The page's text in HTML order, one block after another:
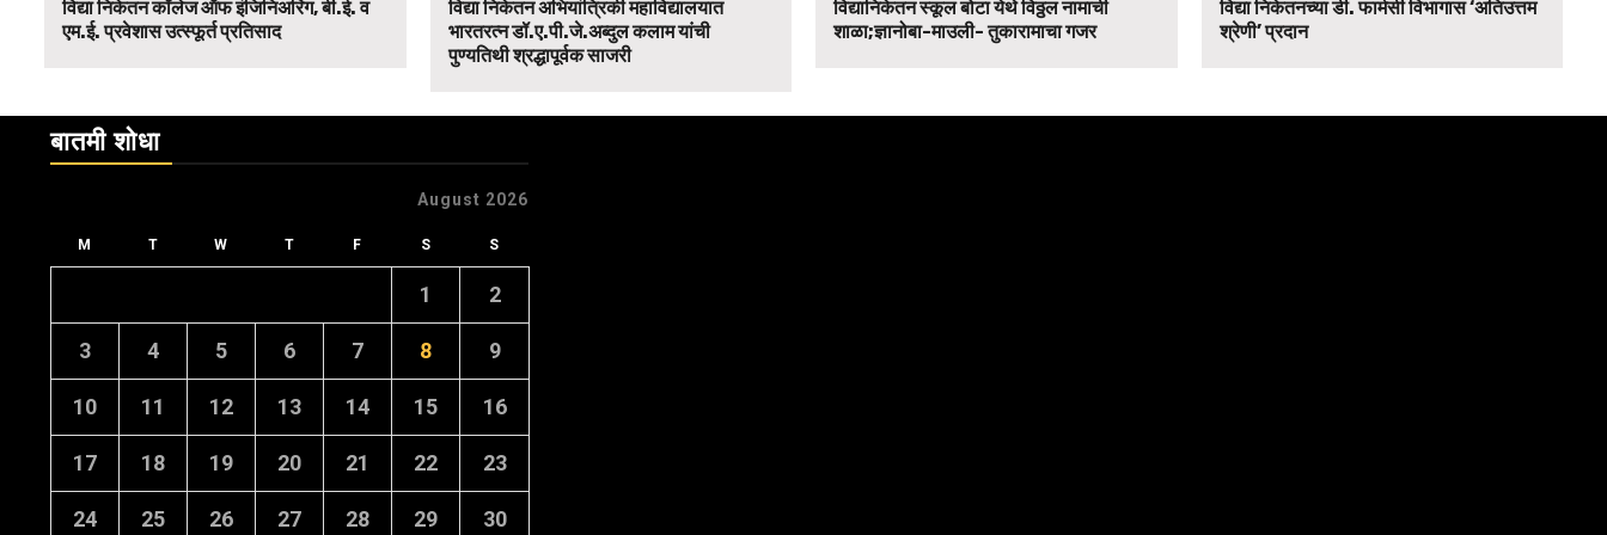
विद्या निकेतन कॉलेज ऑफ इंजिनिअरिंग, बी.ई. व
एम.ई. प्रवेशास उत्स्फूर्त प्रतिसाद
विद्या निकेतन अभियांत्रिकी महाविद्यालयात
भारतरत्न डॉ.ए.पी.जे.अब्दुल कलाम यांची
पुण्यतिथी श्रद्धापूर्वक साजरी
विद्यानिकेतन स्कूल बोटा येथे विठ्ठल नामाची
शाळा;ज्ञानोबा-माउली- तुकारामाचा गजर
विद्या निकेतनच्या डी. फार्मसी विभागास ‘अतिउत्तम
श्रेणी’ प्रदान
बातमी शोधा
August 2026
M T W T F S S
1 2
3 4 5 6 7 8 9
10 11 12 13 14 15 16
17 18 19 20 21 22 23
24 25 26 27 28 29 30